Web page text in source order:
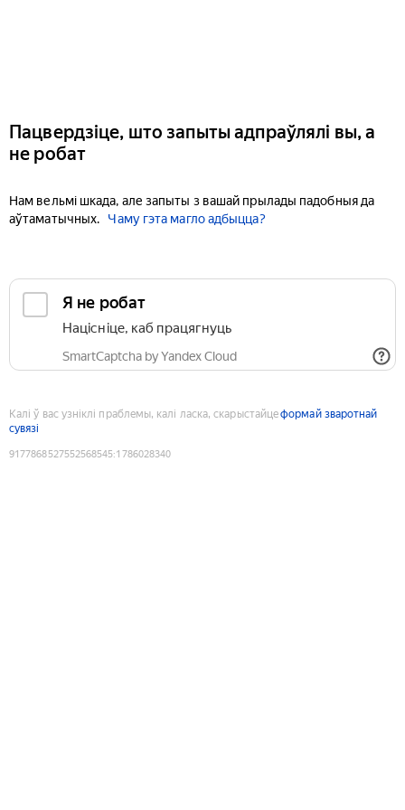
Пацвердзіце, што запыты адпраўлялі вы, а
не робат
Нам вельмі шкада, але запыты з вашай прылады падобныя да
аўтаматычных.
Чаму гэта магло адбыцца?
Я не робат
Націсніце, каб працягнуць
SmartCaptcha by Yandex Cloud
Калі ў вас узніклі праблемы, калі ласка, скарыстайцеформай зваротнай
сувязі
9177868527552568545:1786028340